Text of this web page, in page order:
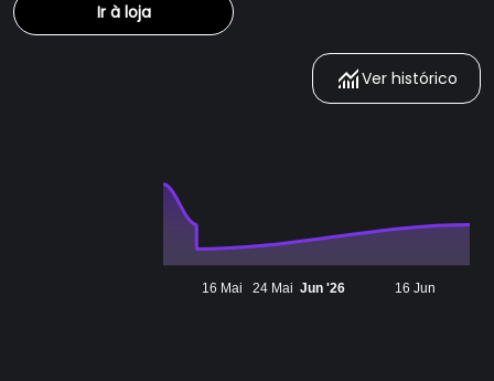
Ir à loja
Ver histórico
16 Mai 24 Mai Jun '26 16 Jun